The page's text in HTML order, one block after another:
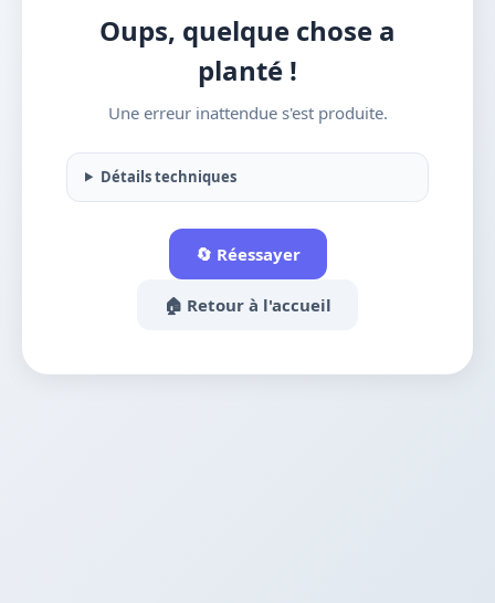
Oups, quelque chose a
planté !
Une erreur inattendue s'est produite.
Détails techniques
🔄 Réessayer
🏠 Retour à l'accueil